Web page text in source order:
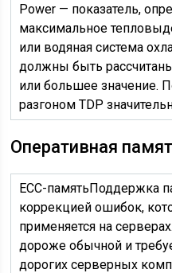
Power — показатель,
максимальное
или водяная система
должны быть
или большее значение.
разгоном TDP
Оперативная
ECC-памятьПоддержка
коррекцией ошибок,
применяется на
дороже обычной и
дорогих серверных